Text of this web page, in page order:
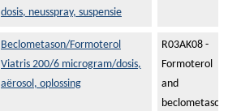
dosis, neusspray, suspensie
Beclometason/Formoterol
Viatris 200/6 microgram/dosis,
aërosol, oplossing
R03AK08 -
Formoterol
and